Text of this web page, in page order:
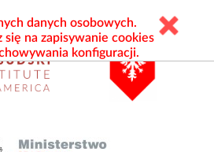
danych osobowych.
się na zapisywanie cookies
konfiguracji.